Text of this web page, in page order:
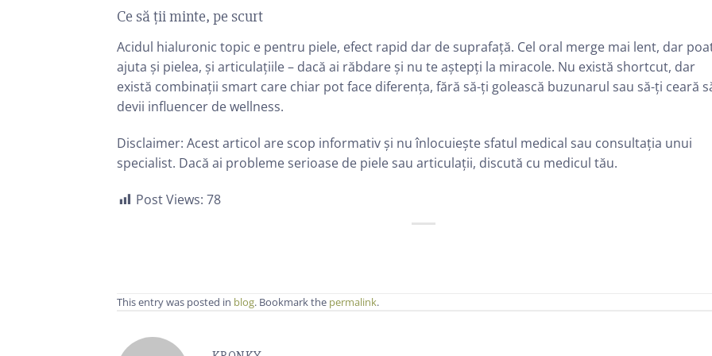
Ce să ții minte, pe scurt
Acidul hialuronic topic e pentru piele, efect rapid dar de suprafață. Cel oral merge mai lent, dar
ajuta și pielea, și articulațiile – dacă ai răbdare și nu te aștepți la miracole. Nu există shortcut, dar
există combinații smart care chiar pot face diferența, fără să-ți golească buzunarul sau să-ți ceară
devii influencer de wellness.
Disclaimer: Acest articol are scop informativ și nu înlocuiește sfatul medical sau consultația unui
specialist. Dacă ai probleme serioase de piele sau articulații, discută cu medicul tău.
Post Views: 78
This entry was posted in blog. Bookmark the permalink.